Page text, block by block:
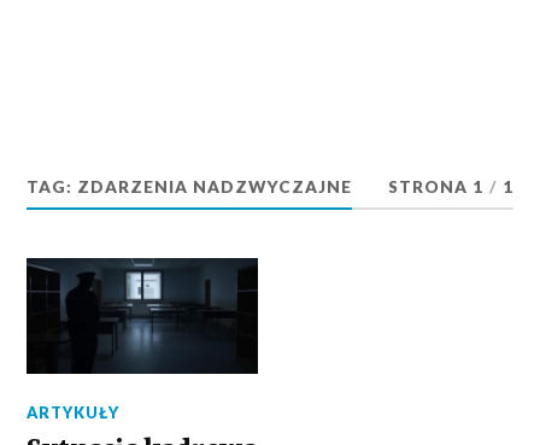
TAG: ZDARZENIA NADZWYCZAJNE STRONA 1 / 1
ARTYKUŁY